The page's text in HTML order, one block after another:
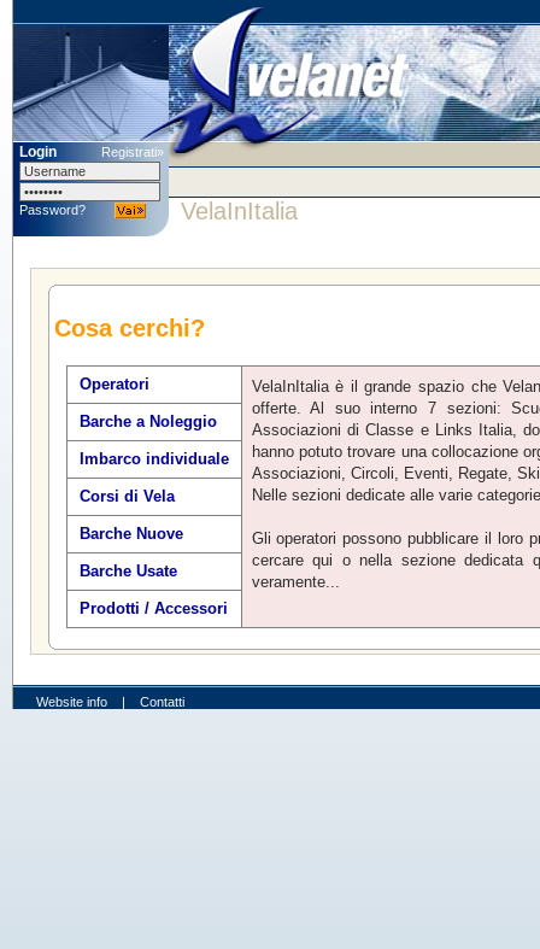
Login Registrati»
Password? VelaInItalia
Cosa cerchi?
Operatori
Barche a Noleggio
Imbarco individuale
Corsi di Vela
Barche Nuove
Barche Usate
Prodotti / Accessori
VelaInItalia è il grande spazio che
offerte. Al suo interno 7 sezioni:
Associazioni di Classe e Links Italia,
hanno potuto trovare una collocazione
Associazioni, Circoli, Eventi, Regate,
Nelle sezioni dedicate alle varie
Gli operatori possono pubblicare il loro
cercare qui o nella sezione dedicata
veramente...
Website info | Contatti